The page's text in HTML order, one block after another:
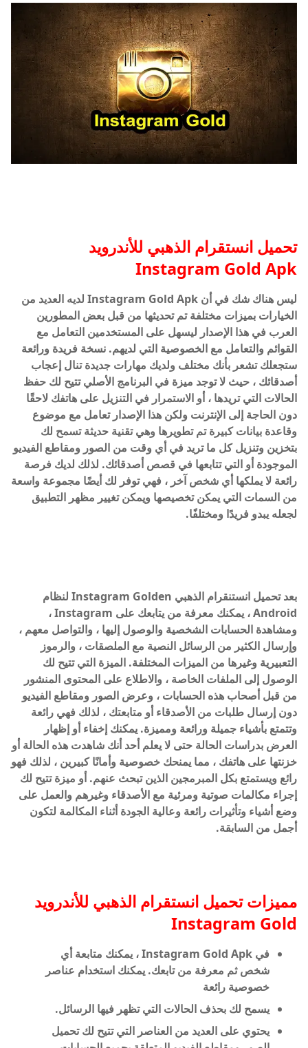
تحميل انستقرام الذهبي للأندرويد
Instagram Gold Apk
ليس هناك شك في أن Instagram Gold Apk لديه العديد من
الخيارات بميزات مختلفة تم تحديثها من قبل بعض المطورين
العرب في هذا الإصدار ليسهل على المستخدمين التعامل مع
القوائم والتعامل مع الخصوصية التي لديهم. نسخة فريدة ورائعة
ستجعلك تشعر بأنك مختلف ولديك مهارات جديدة تنال إعجاب
أصدقائك ، حيث لا توجد ميزة في البرنامج الأصلي تتيح لك حفظ
الحالات التي تريدها ، أو الاستمرار في التنزيل على هاتفك لاحقًا
دون الحاجة إلى الإنترنت ولكن هذا الإصدار تعامل مع موضوع
وقاعدة بيانات كبيرة تم تطويرها وهي تقنية حديثة تسمح لك
بتخزين وتنزيل كل ما تريد في أي وقت من الصور ومقاطع الفيديو
الموجودة أو التي تتابعها في قصص أصدقائك. لذلك لديك فرصة
رائعة لا يملكها أي شخص آخر ، فهي توفر لك أيضًا مجموعة واسعة
من السمات التي يمكن تخصيصها ويمكن تغيير مظهر التطبيق
لجعله يبدو فريدًا ومختلفًا.
بعد تحميل انستنقرام الذهبي Instagram Golden لنظام
Android ، يمكنك معرفة من يتابعك على Instagram ،
ومشاهدة الحسابات الشخصية والوصول إليها ، والتواصل معهم ،
وإرسال الكثير من الرسائل النصية مع الملصقات ، والرموز
التعبيرية وغيرها من الميزات المختلفة. الميزة التي تتيح لك
الوصول إلى الملفات الخاصة ، والاطلاع على المحتوى المنشور
من قبل أصحاب هذه الحسابات ، وعرض الصور ومقاطع الفيديو
دون إرسال طلبات من الأصدقاء أو متابعتك ، لذلك فهي رائعة
وتتمتع بأشياء جميلة ورائعة ومميزة. يمكنك إخفاء أو إظهار
العرض بدراسات الحالة حتى لا يعلم أحد أنك شاهدت هذه الحالة أو
خزنتها على هاتفك ، مما يمنحك خصوصية وأمانًا كبيرين ، لذلك فهو
رائع ويستمتع بكل المبرمجين الذين تبحث عنهم. أو ميزة تتيح لك
إجراء مكالمات صوتية ومرئية مع الأصدقاء وغيرهم والعمل على
وضع أشياء وتأثيرات رائعة وعالية الجودة أثناء المكالمة لتكون
أجمل من السابقة.
مميزات تحميل انستقرام الذهبي للأندرويد
Instagram Gold
في Instagram Gold Apk ، يمكنك متابعة أي
شخص ثم معرفة من تابعك. يمكنك استخدام عناصر
خصوصية رائعة
يسمح لك بحذف الحالات التي تظهر فيها الرسائل.
يحتوي على العديد من العناصر التي تتيح لك تحميل